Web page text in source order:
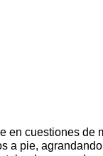
en cuestiones de
a pie,